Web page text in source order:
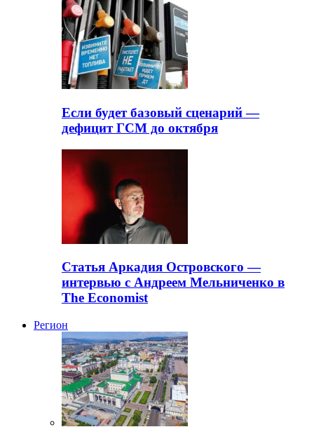
Если будет базовый сценарий —
дефицит ГСМ до октября
Статья Аркадия Островского —
интервью с Андреем Мельниченко в
The Economist
Регион